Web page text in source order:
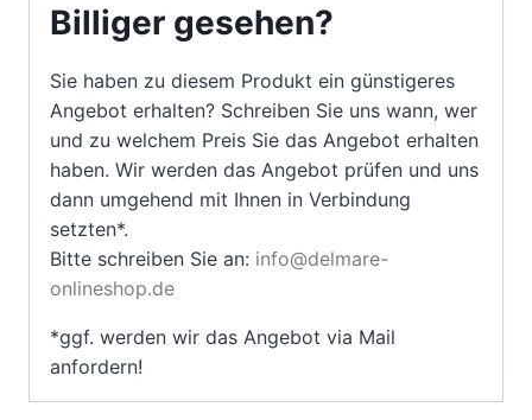
Billiger gesehen?
Sie haben zu diesem Produkt ein günstigeres
Angebot erhalten? Schreiben Sie uns wann, wer
und zu welchem Preis Sie das Angebot erhalten
haben. Wir werden das Angebot prüfen und uns
dann umgehend mit Ihnen in Verbindung
setzten*.
Bitte schreiben Sie an: info@delmare-
onlineshop.de
*ggf. werden wir das Angebot via Mail
anfordern!